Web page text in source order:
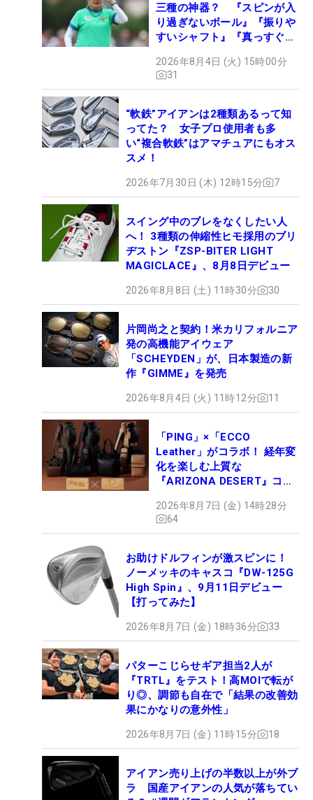
三種の神器？ 『スピンが入
り過ぎないボール』『振りや
すいシャフト』『真っすぐ飛
セッティング
2026年8月4日 (火) 15時00分
31
“軟鉄”アイアンは2種類あるって知
ってた？ 女子プロ使用者も多
い“複合軟鉄”はアマチュアにもオス
スメ！
2026年7月30日 (木) 12時15分 7
スイング中のブレをなくしたい人
へ！ 3種類の伸縮性ヒモ採用のブリ
ヂストン『ZSP-BITER LIGHT
MAGICLACE』、8月8日デビュー
2026年8月8日 (土) 11時30分 30
片岡尚之と契約！米カリフォルニア
発の高機能アイウェア
「SCHEYDEN」が、日本製造の新
作『GIMME』を発売
2026年8月4日 (火) 11時12分 11
「PING」×「ECCO
Leather」がコラボ！ 経年変
化を楽しむ上質な
『ARIZONA DESERT』コレ
ュー
2026年8月7日 (金) 14時28分
64
お助けドルフィンが激スピンに！
ノーメッキのキャスコ『DW-125G
High Spin』、9月11日デビュー
【打ってみた】
2026年8月7日 (金) 18時36分 33
パターこじらせギア担当2人が
『TRTL』をテスト！高MOIで転が
り◎、調節も自在で「結果の改善効
果にかなりの意外性」
2026年8月7日 (金) 11時15分 18
アイアン売り上げの半数以上が外ブ
ラ 国産アイアンの人気が落ちてい